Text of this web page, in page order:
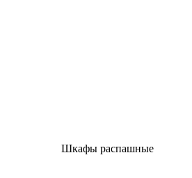
Шкафы распашные